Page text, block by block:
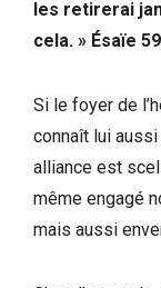
les retirerai
cela. » Ésaïe
Si le foyer de
connaît lui
alliance est
même engagé
mais aussi